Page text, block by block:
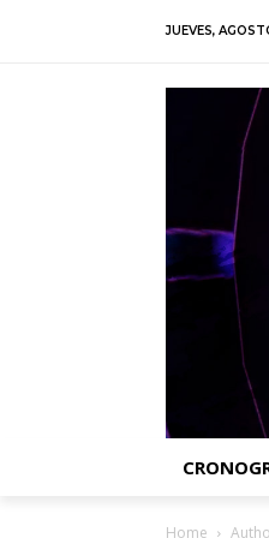
JUEVES,
Home